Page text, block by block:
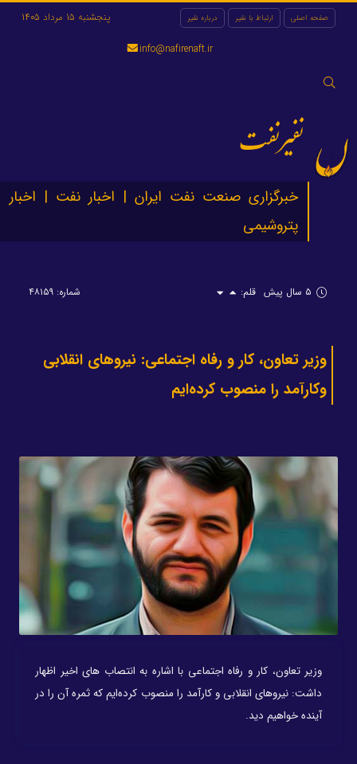
صفحه اصلی ارتباط با نفیر درباره نفیر
جستجو
پنجشنبه 15 مرداد 1405
info@nafirenaft.ir
نفیرنفت
خبرگزاری صنعت نفت ایران | اخبار نفت | اخبار
پتروشیمی
۵ سال پیش قلم: شماره: ۴۸۱۵۹
وزیر تعاون، کار و رفاه اجتماعی: نیروهای انقلابی
وکارآمد را منصوب کرده‌ایم
وزیر تعاون، کار و رفاه اجتماعی با اشاره به انتصاب های اخیر اظهار
داشت: نیروهای انقلابی و کارآمد را منصوب کرده‌ایم که ثمره آن را در
آینده خواهیم دید.